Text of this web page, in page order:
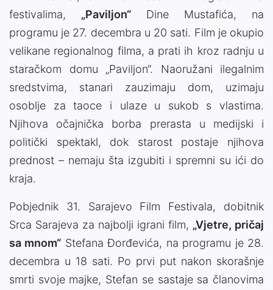
festivalima, „Paviljon“ Dine Mustafića, na
programu je 27. decembra u 20 sati. Film je okupio
velikane regionalnog filma, a prati ih kroz radnju u
staračkom domu „Paviljon“. Naoružani ilegalnim
sredstvima, stanari zauzimaju dom, uzimaju
osoblje za taoce i ulaze u sukob s vlastima.
Njihova očajnička borba prerasta u medijski i
politički spektakl, dok starost postaje njihova
prednost – nemaju šta izgubiti i spremni su ići do
kraja.
Pobjednik 31. Sarajevo Film Festivala, dobitnik
Srca Sarajeva za najbolji igrani film, „Vjetre, pričaj
sa mnom“ Stefana Đorđevića, na programu je 28.
decembra u 18 sati. Po prvi put nakon skorašnje
smrti svoje majke, Stefan se sastaje sa članovima